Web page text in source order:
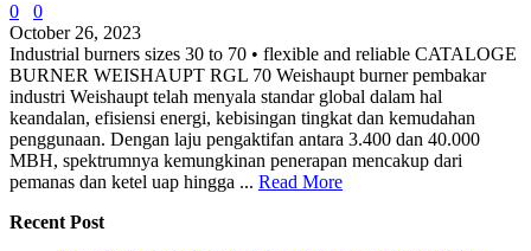
0
0
October 26, 2023
Industrial burners sizes 30 to 70 • flexible and reliable CATALOGE
BURNER WEISHAUPT RGL 70 Weishaupt burner pembakar
industri Weishaupt telah menyala standar global dalam hal
keandalan, efisiensi energi, kebisingan tingkat dan kemudahan
penggunaan. Dengan laju pengaktifan antara 3.400 dan 40.000
MBH, spektrumnya kemungkinan penerapan mencakup dari
pemanas dan ketel uap hingga ... Read More
Recent Post